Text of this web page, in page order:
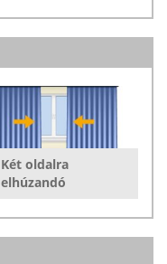
Két oldalra
elhúzandó